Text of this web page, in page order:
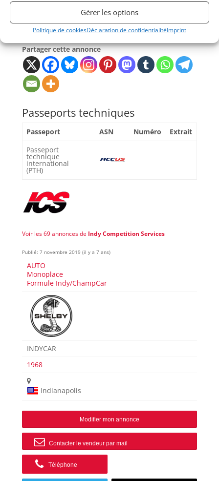
Gérer les options
Politique de cookiesDéclaration de confidentialitéImprint
Partager cette annonce
Passeports techniques
Passeport ASN Numéro
Extrait
Passeport
technique
international
(PTH)
Voir les 69 annonces de Indy Competition Services
Publié: 7 novembre 2019 (il y a 7 ans)
AUTO
Monoplace
Formule Indy/ChampCar
INDYCAR
1968
Indianapolis
Modifier mon annonce
Contacter le vendeur par mail
Téléphone